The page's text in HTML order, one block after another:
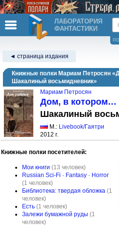
ЛАБОРАТОРИЯ
ФАНТАСТИКИ
◄ страница издания
Книжные полки Мариам Петросян
Шакалиный восьмидневник»
Мариам Петросян
Дом, в котором…
Шакалиный
М.: Livebook/Гаятри
2012 г.
Книжные полки посетителей:
Мои книги (13 человек)
Russian Sci-Fi · Fantasy · Horror
(1 человек)
Библиотека: твердая обложка (1
человек)
Есть (1 человек)
Залежи бумажной руды (1
человек)